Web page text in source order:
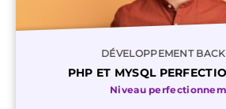
DÉVELOPPEMENT
PHP ET MYSQL
Niveau